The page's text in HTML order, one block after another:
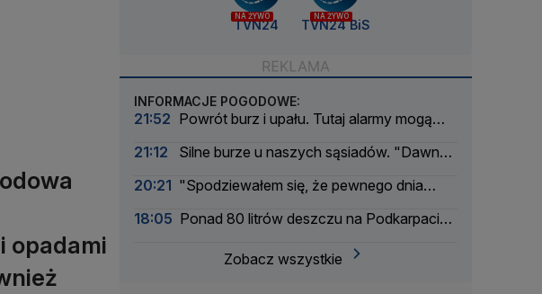
opadami
NA ŻYWO
TVN24
NA ŻYWO
TVN24 BiS
INFORMACJE POGODOWE:
21:52 Powrót burz i upału. Tutaj alarmy mogą
21:12
Silne burze u naszych sąsiadów. "Dawno
20:21 "Spodziewałem się, że pewnego dnia
18:05 Ponad 80 litrów deszczu na Podkarpaciu.
Zobacz wszystkie